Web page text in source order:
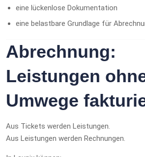
eine lückenlose Dokumentation
eine belastbare Grundlage für
Abrechnung:
Leistungen
Umwege
Aus Tickets werden Leistungen.
Aus Leistungen werden Rechnungen.